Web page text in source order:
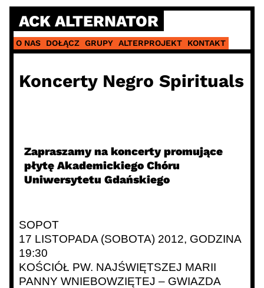
Skip
content
ACK ALTERNATOR
O NAS DOŁĄCZ GRUPY ALTERPROJEKT KONTAKT
Koncerty Negro Spirituals
Zapraszamy na koncerty promujące
płytę Akademickiego Chóru
Uniwersytetu Gdańskiego
SOPOT
17 LISTOPADA (SOBOTA) 2012, GODZINA
19:30
KOŚCIÓŁ PW. NAJŚWIĘTSZEJ MARII
PANNY WNIEBOWZIĘTEJ – GWIAZDA